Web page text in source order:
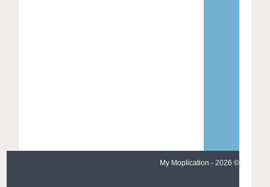
© 2026 - My Moplication